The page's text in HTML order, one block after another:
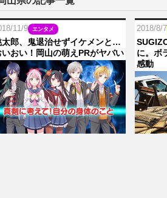
11/9 エンタメ
太郎、鬼退治せずイケメンと…
いおい！岡山の萌えPRがヤバい
2018/8/7
に。ボ
感動